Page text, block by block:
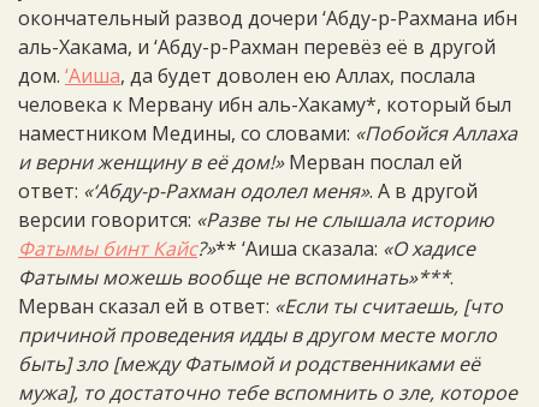
окончательный развод дочери ‘Абду-р-Рахмана ибн
аль-Хакама, и ‘Абду-р-Рахман перевёз её в другой
дом. ‘Аиша, да будет доволен ею Аллах, послала
человека к Мервану ибн аль-Хакаму*, который был
наместником Медины, со словами: «Побойся Аллаха
и верни женщину в её дом!»Мерван послал ей
ответ: «‘Абду-р-Рахман одолел меня». А в другой
версии говорится: «Разве ты не слышала историю
Фатымы бинт Кайс?»** ‘Аиша сказала: «О хадисе
Фатымы можешь вообще не вспоминать»***.
Мерван сказал ей в ответ: «Если ты считаешь, [что
причиной проведения идды в другом месте могло
быть] зло [между Фатымой и родственниками её
мужа], то достаточно тебе вспомнить о зле, которое